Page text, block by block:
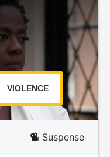
VIOLENCE
Suspense